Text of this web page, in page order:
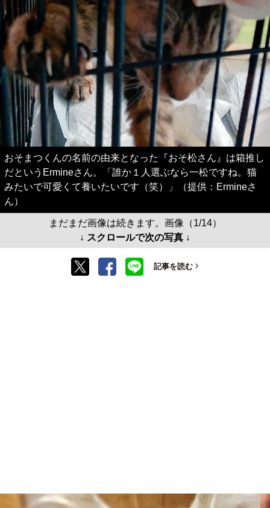
おそまつくんの名前の由来となった『おそ松さん』は箱推し
だというErmineさん。「誰か１人選ぶなら一松ですね。猫
みたいで可愛くて養いたいです（笑）」（提供：Ermineさ
ん）
まだまだ画像は続きます。画像（1/14）
↓ スクロールで次の写真 ↓
記事を読む